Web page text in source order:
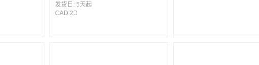
发货日:5天起
CAD:2D